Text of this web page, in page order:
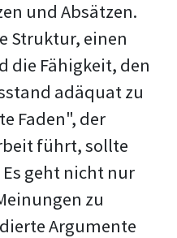
und Absätzen.
Struktur, einen
die Fähigkeit, den
adäquat zu
Faden", der
führt, sollte
geht nicht nur
zu
Argumente